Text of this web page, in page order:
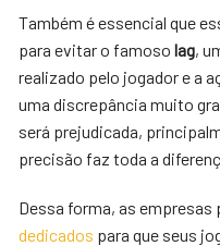
Também é essencial que
para evitar o famosolag,
realizado pelo jogador e a
uma discrepância muito
será prejudicada,
precisão faz toda a
Dessa forma, as
dedicados para que seus